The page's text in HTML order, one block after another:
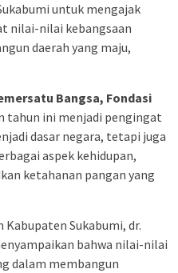
untuk mengajak
nilai-nilai kebangsaan
daerah yang maju,
Bangsa, Fondasi
tahun ini menjadi pengingat
dasar negara, tetapi juga
aspek kehidupan,
ketahanan pangan yang
Kabupaten Sukabumi, dr.
bahwa nilai-nilai
dalam membangun